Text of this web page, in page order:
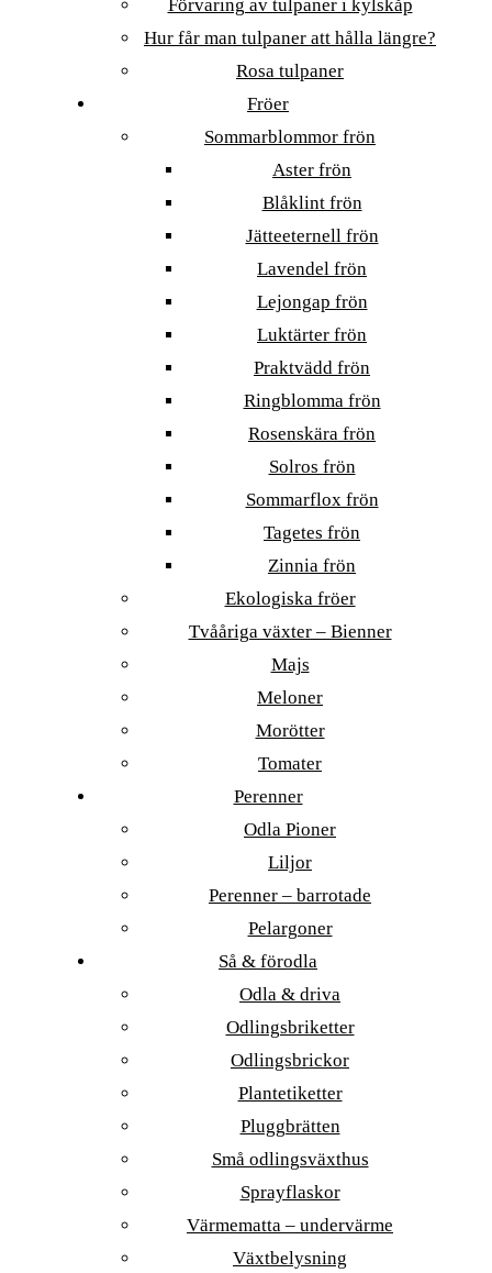
Förvaring av tulpaner i kylskåp
Hur får man tulpaner att hålla längre?
Rosa tulpaner
Fröer
Sommarblommor frön
Aster frön
Blåklint frön
Jätteeternell frön
Lavendel frön
Lejongap frön
Luktärter frön
Praktvädd frön
Ringblomma frön
Rosenskära frön
Solros frön
Sommarflox frön
Tagetes frön
Zinnia frön
Ekologiska fröer
Tvååriga växter – Bienner
Majs
Meloner
Morötter
Tomater
Perenner
Odla Pioner
Liljor
Perenner – barrotade
Pelargoner
Så & förodla
Odla & driva
Odlingsbriketter
Odlingsbrickor
Plantetiketter
Pluggbrätten
Små odlingsväxthus
Sprayflaskor
Värmematta – undervärme
Växtbelysning